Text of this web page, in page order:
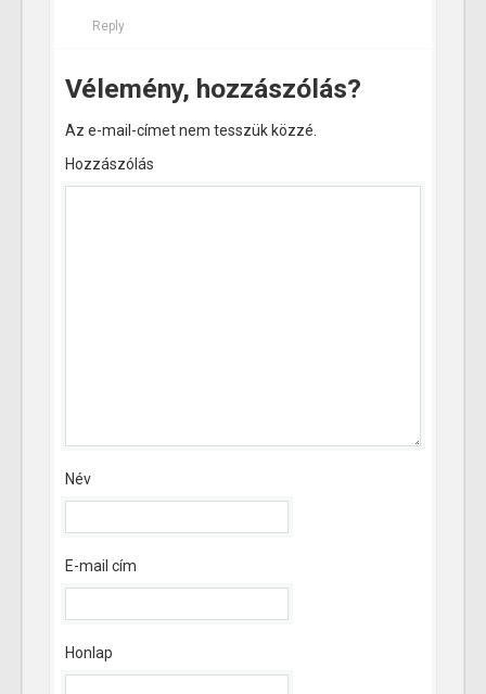
Reply
Vélemény, hozzászólás?
Az e-mail-címet nem tesszük közzé.
Hozzászólás
Név
E-mail cím
Honlap